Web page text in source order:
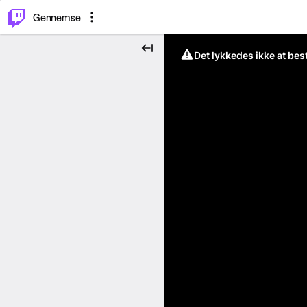
Gennemse
Det lykkedes ikke at